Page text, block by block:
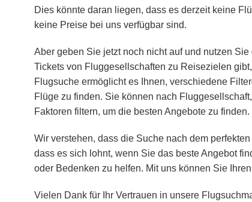
Dies könnte daran liegen, dass es derzeit keine
keine Preise bei uns verfügbar sind.
Aber geben Sie jetzt noch nicht auf und nutzen
Tickets von Fluggesellschaften zu Reisezielen
Flugsuche ermöglicht es Ihnen, verschiedene
Flüge zu finden. Sie können nach
Faktoren filtern, um die besten Angebote zu finden.
Wir verstehen, dass die Suche nach dem
dass es sich lohnt, wenn Sie das beste Angebot
oder Bedenken zu helfen. Mit uns können Sie
Vielen Dank für Ihr Vertrauen in unsere